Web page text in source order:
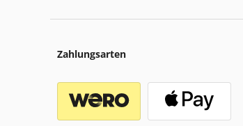
Zahlungsarten